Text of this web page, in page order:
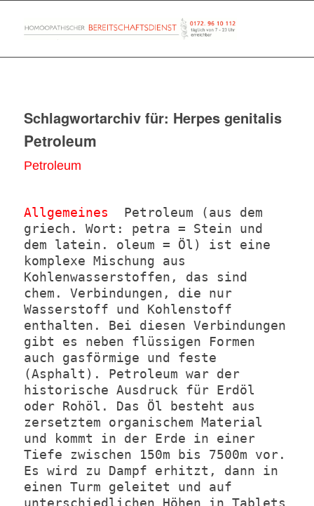
Schlagwortarchiv für: Herpes genitalis
Petroleum
Petroleum
Allgemeines
Petroleum (aus dem
griech. Wort: petra = Stein und
dem latein. oleum = Öl) ist eine
komplexe Mischung aus
Kohlenwasserstoffen, das sind
chem. Verbindungen, die nur
Wasserstoff und Kohlenstoff
enthalten. Bei diesen Verbindungen
gibt es neben flüssigen Formen
auch gasförmige und feste
(Asphalt). Petroleum war der
historische Ausdruck für Erdöl
oder Rohöl. Das Öl besteht aus
zersetztem organischem Material
und kommt in der Erde in einer
Tiefe zwischen 150m bis 7500m vor.
Es wird zu Dampf erhitzt, dann in
einen Turm geleitet und auf
unterschiedlichen Höhen in Tablets